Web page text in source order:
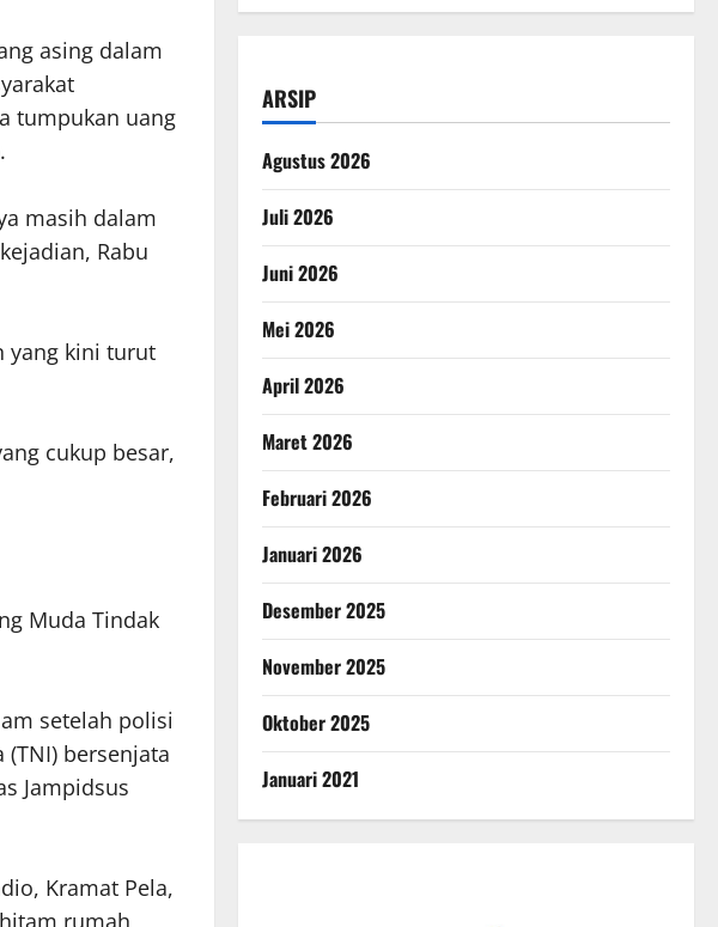
asing dalam
tumpukan uang
masih dalam
Rabu
yang kini turut
cukup besar,
Muda Tindak
setelah polisi
bersenjata
Jampidsus
Kramat Pela,
rumah
ARSIP
Agustus 2026
Juli 2026
Juni 2026
Mei 2026
April 2026
Maret 2026
Februari 2026
Januari 2026
Desember 2025
November 2025
Oktober 2025
Januari 2021